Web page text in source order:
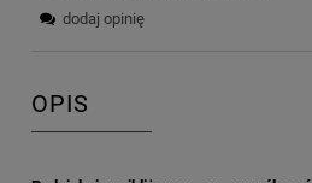
dodaj opinię
OPIS